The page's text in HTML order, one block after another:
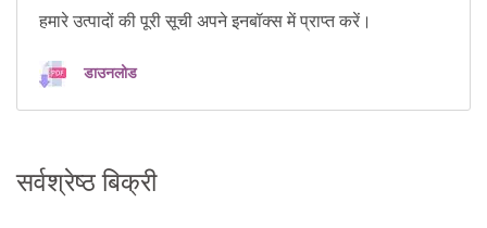
हमारे उत्पादों की पूरी सूची अपने इनबॉक्स में प्राप्त करें।
डाउनलोड
सर्वश्रेष्ठ बिक्री